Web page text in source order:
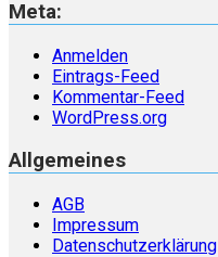
Meta:
Anmelden
Eintrags-Feed
Kommentar-Feed
WordPress.org
Allgemeines
AGB
Impressum
Datenschutzerklärung